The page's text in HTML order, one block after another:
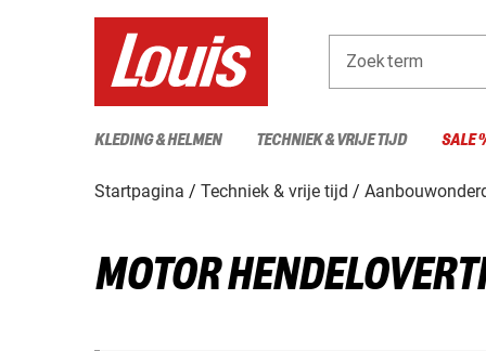
Zoekterm
KLEDING & HELMEN TECHNIEK & VRIJE TIJD SALE
Startpagina Techniek & vrije tijd
MOTOR